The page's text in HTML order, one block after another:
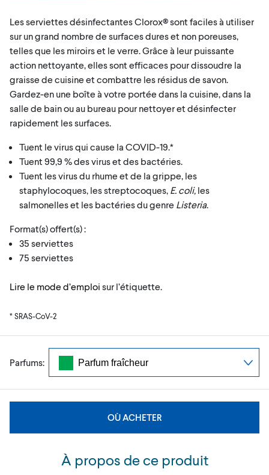
Les serviettes désinfectantes Clorox® sont faciles à utiliser
sur un grand nombre de surfaces dures et non poreuses,
telles que les miroirs et le verre. Grâce à leur puissante
action nettoyante, elles sont efficaces pour dissoudre la
graisse de cuisine et combattre les résidus de savon.
Gardez-en une boîte à votre portée dans la cuisine, dans la
salle de bain ou au bureau pour nettoyer et désinfecter
rapidement les surfaces.
Tuent le virus qui cause la COVID-19.*
Tuent 99,9 % des virus et des bactéries.
Tuent les virus du rhume et de la grippe, les
staphylocoques, les streptocoques, E. coli, les
salmonelles et les bactéries du genre Listeria.
Format(s) offert(s) :
35 serviettes
75 serviettes
Lire le mode d’emploi sur l’étiquette.
* SRAS-CoV-2
Parfums:
OÙ ACHETER
À propos de ce produit